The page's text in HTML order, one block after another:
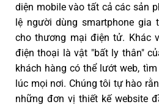
diện mobile vào tất cả các sản
lệ người dùng smartphone gia
cho thương mại điện tử. Khác
điện thoại là vật "bất ly thân"
khách hàng có thể lướt web,
lúc mọi nơi. Chúng tôi tự hào
những đơn vị thiết kế website